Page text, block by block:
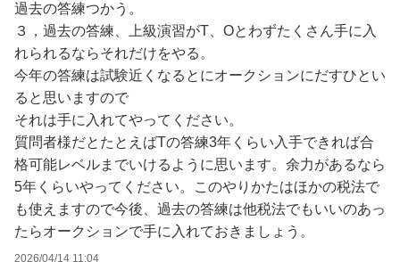
令和７年度過去問 1回目65点 2回目80点
令和６年度過去問 1回目81点
令和５年度過去問 1回目78点
どの問題も、間違えたものについては「なぜ」「なに」を
徹底的に調べ、1人で一つ一つを「これは○○だから、△△
になる」と解説を行うことで、内容を理解するように努め
ています。
今後も週末は過去問題集の残りを解いていきますが、この
ままだと４月中に新たに触れる問題が枯渇してしまいま
す。
過去の答練つかう。
３，過去の答練、上級演習がT、Oとわずたくさん手に入
れられるならそれだけをやる。
今年の答練は試験近くなるとにオークションにだすひとい
ると思いますので
それは手に入れてやってください。
質問者様だとたとえばTの答練3年くらい入手できれば合
格可能レベルまでいけるように思います。余力があるなら
5年くらいやってください。このやりかたはほかの税法で
も使えますので今後、過去の答練は他税法でもいいのあっ
たらオークションで手に入れておきましょう。
2026/04/14 11:04